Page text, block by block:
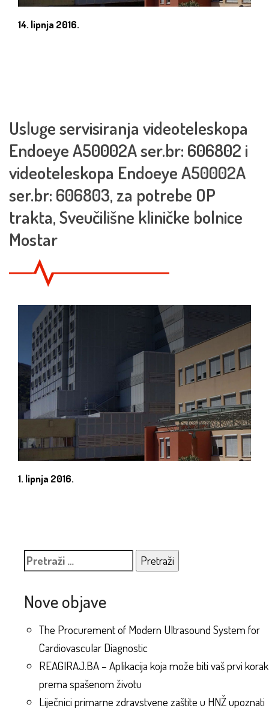
14. lipnja 2016.
Usluge servisiranja videoteleskopa
Endoeye A50002A ser.br: 606802 i
videoteleskopa Endoeye A50002A
ser.br: 606803, za potrebe OP
trakta, Sveučilišne kliničke bolnice
Mostar
1. lipnja 2016.
Pretraži:
Nove objave
The Procurement of Modern Ultrasound System for
Cardiovascular Diagnostic
REAGIRAJ.BA – Aplikacija koja može biti vaš prvi korak
prema spašenom životu
Liječnici primarne zdravstvene zaštite u HNŽ upoznati